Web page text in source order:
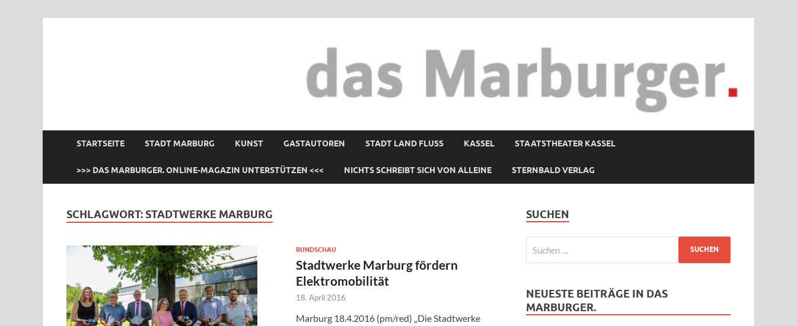
STARTSEITE STADT MARBURG KUNST GASTAUTOREN STADT LAND FLUSS KASSEL STAATSTHEATER KASSEL
>>> DAS MARBURGER. ONLINE-MAGAZIN UNTERSTÜTZEN <<< NICHTS SCHREIBT SICH VON ALLEINE STERNBALD VERLAG
SCHLAGWORT: STADTWERKE MARBURG
RUNDSCHAU
Stadtwerke Marburg fördern
Elektromobilität
18. April 2016
Marburg 18.4.2016 (pm/red) „Die Stadtwerke
SUCHEN
NEUESTE BEITRÄGE IN DAS
MARBURGER.